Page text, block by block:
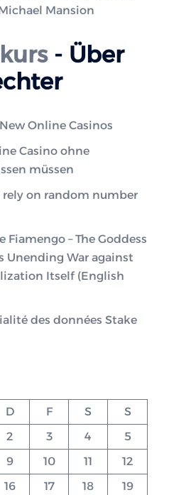
Mansion
- Über
Online Casinos
Casino ohne
müssen
on random number
– The Goddess
Unending War against
Itself (English
des données Stake
D F S
S
2 3 4
5
9 10 11
12
16 17 18 19